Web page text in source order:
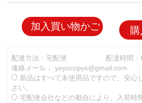
加入買い物かご
配達方法：宅配便
配達時間：
連絡メール： yoyocopys@gmail.com
新品はすべて未使用品ですので、安心
さい。
宅配便会社などの都合により、入荷時